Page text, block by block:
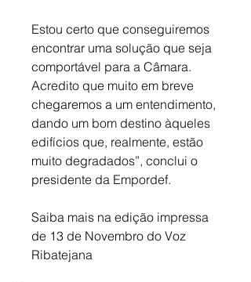
Estou certo que conseguiremos
encontrar uma solução que seja
comportável para a Câmara.
Acredito que muito em breve
chegaremos a um entendimento,
dando um bom destino àqueles
edifícios que, realmente, estão
muito degradados”, conclui o
presidente da Empordef.
Saiba mais na edição impressa
de 13 de Novembro do Voz
Ribatejana